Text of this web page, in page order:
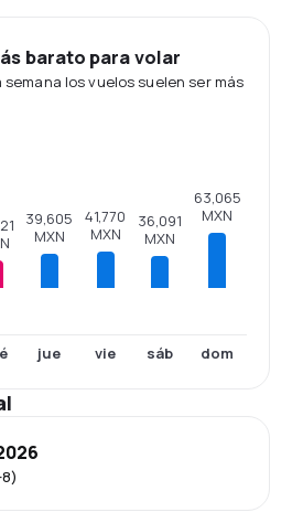
barato para volar
semana los vuelos suelen ser más
39,605
MXN
jue
41,770
MXN
vie
36,091
MXN
sáb
63,065
MXN
dom